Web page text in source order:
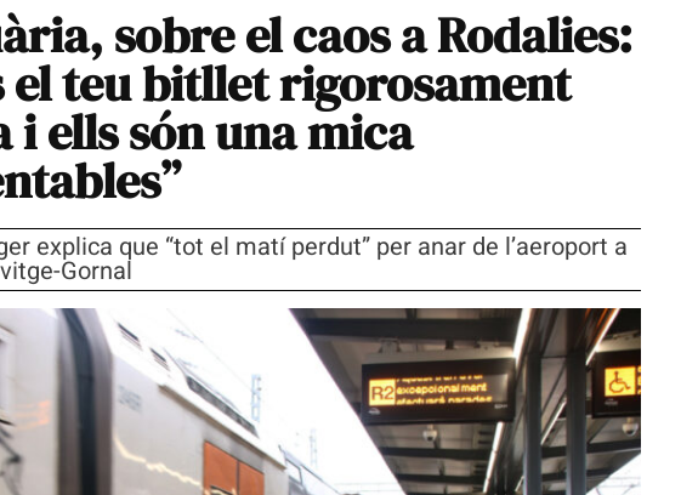
sobre el caos a Rodalies:
el teu bitllet rigorosament
i ells són una mica
explica que “tot el matí perdut” per anar de l’aeroport a
Gornal